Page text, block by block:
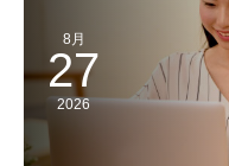
8月
27
2026